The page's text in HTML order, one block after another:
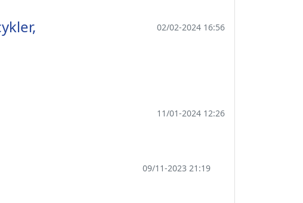
02/02-2024 16:56
11/01-2024 12:26
09/11-2023 21:19